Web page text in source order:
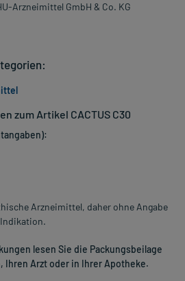
Arzneimittel GmbH & Co. KG
zum Artikel CACTUS C30
Arzneimittel, daher ohne Angabe
lesen Sie die Packungsbeilage
Ihren Arzt oder in Ihrer Apotheke.